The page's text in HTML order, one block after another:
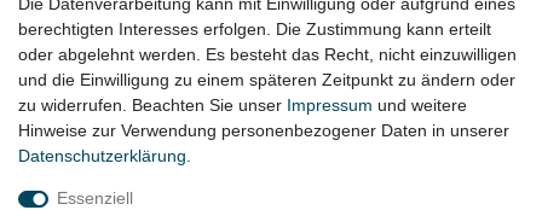
Lieferzeit etwa 1 bis 3 Werktage
berechtigten Interesses erfolgen. Die Zustimmung kann erteilt
oder abgelehnt werden. Es besteht das Recht, nicht einzuwilligen
und die Einwilligung zu einem späteren Zeitpunkt zu ändern oder
zu widerrufen. Beachten Sie unser Impressum und weitere
Hinweise zur Verwendung personenbezogener Daten in unserer
Daten­schutz­erklärung
Essenziell
Impressum